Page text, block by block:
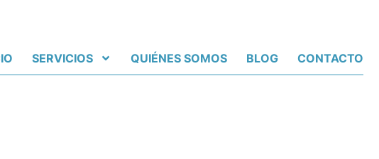
SERVICIOS QUIÉNES SOMOS BLOG CONTACTO